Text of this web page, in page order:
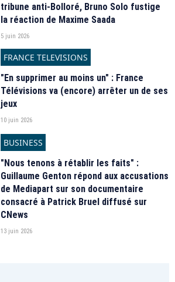
tribune anti-Bolloré, Bruno Solo fustige
la réaction de Maxime Saada
5 juin 2026
FRANCE TELEVISIONS
"En supprimer au moins un" : France
Télévisions va (encore) arrêter un de ses
jeux
10 juin 2026
BUSINESS
"Nous tenons à rétablir les faits" :
Guillaume Genton répond aux accusations
de Mediapart sur son documentaire
consacré à Patrick Bruel diffusé sur
CNews
13 juin 2026